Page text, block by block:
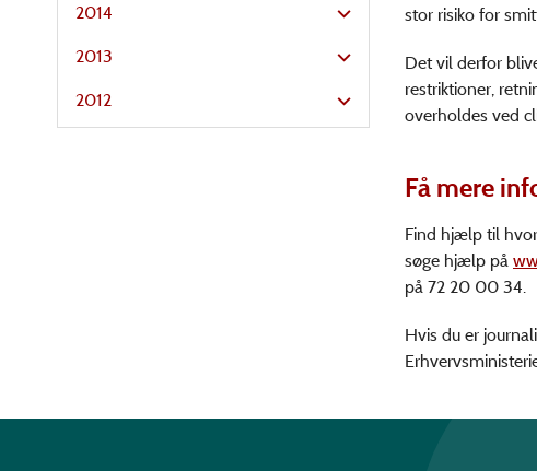
2014
2013
2012
stor risiko for
Det vil derfor
restriktioner,
overholdes ved
Få mere
Find hjælp til
søge hjælp på
på 72 20 00 34.
Hvis du er